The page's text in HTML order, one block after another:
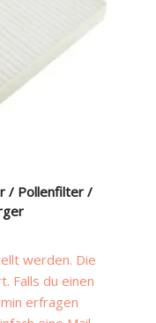
/ Pollenfilter /
werden. Die
Falls du einen
erfragen